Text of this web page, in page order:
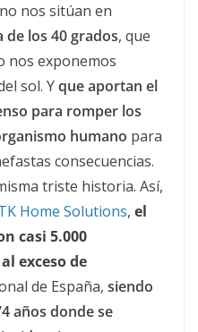
nos sitúan en
los 40 grados, que
nos exponemos
sol. Yque aportan el
para romper los
humano para
consecuencias.
triste historia. Así,
Home Solutions, el
casi 5.000
exceso de
de España, siendo
años donde se